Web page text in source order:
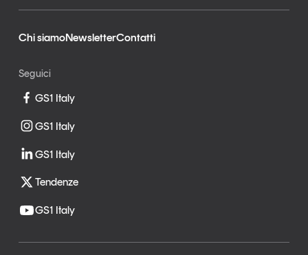
Chi siamoNewsletterContatti
Seguici
GS1 Italy
GS1 Italy
GS1 Italy
Tendenze
GS1 Italy